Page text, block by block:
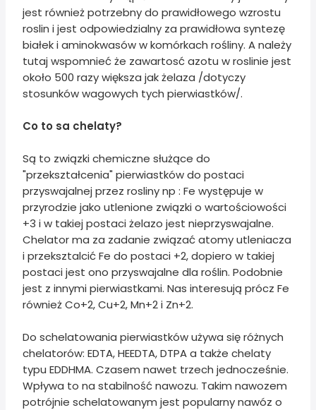
jest również potrzebny do prawidłowego wzrostu
roslin i jest odpowiedzialny za prawidłowa syntezę
białek i aminokwasów w komórkach rośliny. A należy
tutaj wspomnieć że zawartosć azotu w roslinie jest
około 500 razy większa jak żelaza /dotyczy
stosunków wagowych tych pierwiastków/.
Co to sa chelaty?
Są to związki chemiczne służące do
"przekształcenia" pierwiastków do postaci
przyswajalnej przez rosliny np : Fe występuje w
przyrodzie jako utlenione związki o wartościowości
+3 i w takiej postaci żelazo jest nieprzyswajalne.
Chelator ma za zadanie związać atomy utleniacza
i przeksztalcić Fe do postaci +2, dopiero w takiej
postaci jest ono przyswajalne dla roślin. Podobnie
jest z innymi pierwiastkami. Nas interesują prócz Fe
również Co+2, Cu+2, Mn+2 i Zn+2.
Do schelatowania pierwiastków używa się różnych
chelatorów: EDTA, HEEDTA, DTPA a także chelaty
typu EDDHMA. Czasem nawet trzech jednocześnie.
Wpływa to na stabilność nawozu. Takim nawozem
potrójnie schelatowanym jest popularny nawóz o